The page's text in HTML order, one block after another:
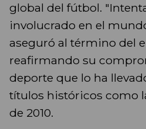
global del fútbol.
involucrado en el
aseguró al término del
reafirmando su
deporte que lo ha
títulos históricos como
de 2010.